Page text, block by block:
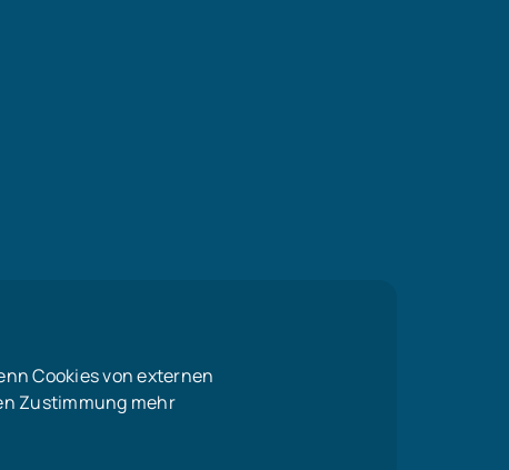
Cookies von externen
Zustimmung mehr